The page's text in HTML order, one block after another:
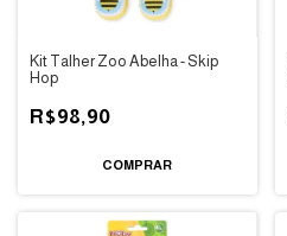
Kit Talher Zoo Abelha - Skip
Hop
R$98,90